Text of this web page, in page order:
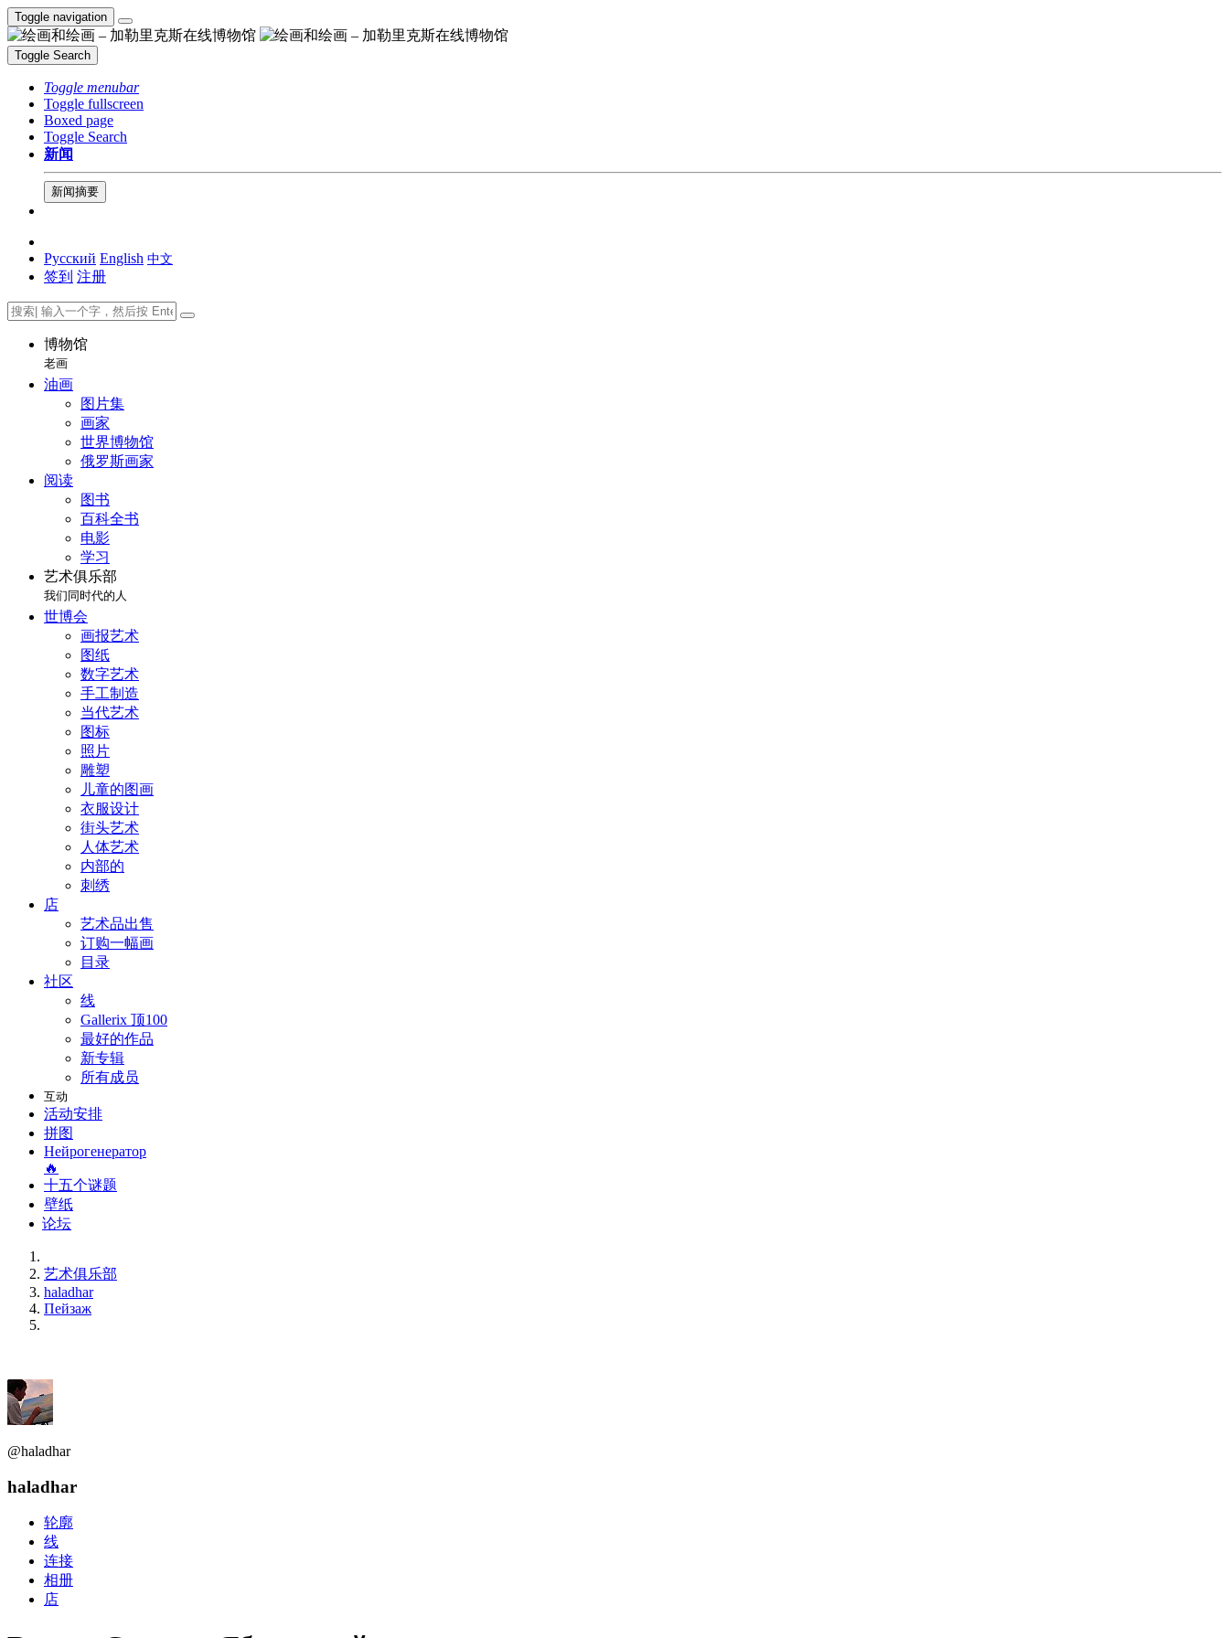
Toggle navigation
Toggle Search
Toggle menubar
Toggle fullscreen
Boxed page
Toggle Search
新闻
新闻摘要
Русский English 中文
签到 注册
博物馆
老画
油画
图片集
画家
世界博物馆
俄罗斯画家
阅读
图书
百科全书
电影
学习
艺术俱乐部
我们同时代的人
世博会
画报艺术
图纸
数字艺术
手工制造
当代艺术
图标
照片
雕塑
儿童的图画
衣服设计
街头艺术
人体艺术
内部的
刺绣
店
艺术品出售
订购一幅画
目录
社区
线
Gallerix 顶100
最好的作品
新专辑
所有成员
互动
活动安排
拼图
Нейрогенератор
🔥
十五个谜题
壁纸
论坛
艺术俱乐部
haladhar
Пейзаж
@haladhar
haladhar
轮廓
线
连接
相册
店